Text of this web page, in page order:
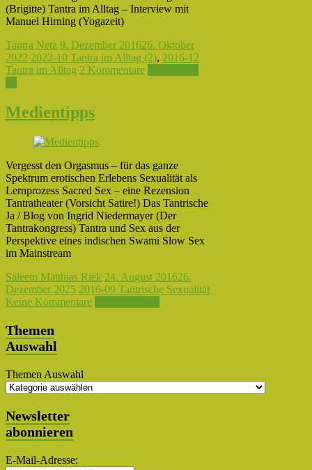
(Brigitte) Tantra im Alltag – Interview mit
Manuel Hirning (Yogazeit)
Tantra Netz 9. Dezember 201626. Oktober
2022 2022-10 Tantra im Alltag (2), 2016-12
Tantra im Alltag 2 Kommentare
Medientipps
Vergesst den Orgasmus – für das ganze
Spektrum erotischen Erlebens Sexualität als
Lernprozess Sacred Sex – eine Rezension
Tantratheater (Vorsicht Satire!) Das Tantrische
Ja / Blog von Ingrid Niedermayer (Der
Tantrakongress) Tantra und Sex aus der
Perspektive eines indischen Swami Slow Sex
im Mainstream
Saleem Matthias Riek 24. August 201626.
Dezember 2025 2016-09 Tantrische Sexualität
Keine Kommentare
Themen
Auswahl
Themen Auswahl
Newsletter
abonnieren
E-Mail-Adresse: